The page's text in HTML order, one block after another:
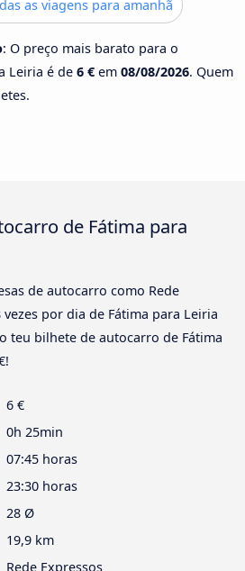
as viagens para amanhã
: O preço mais barato para o
Leiria é de 6 € em 08/08/2026. Quem
de Fátima para
de autocarro como Rede
por dia de Fátima para Leiria
teu bilhete de autocarro de Fátima
6 €
0h 25min
07:45 horas
23:30 horas
28 Ø
19,9 km
Rede Expressos